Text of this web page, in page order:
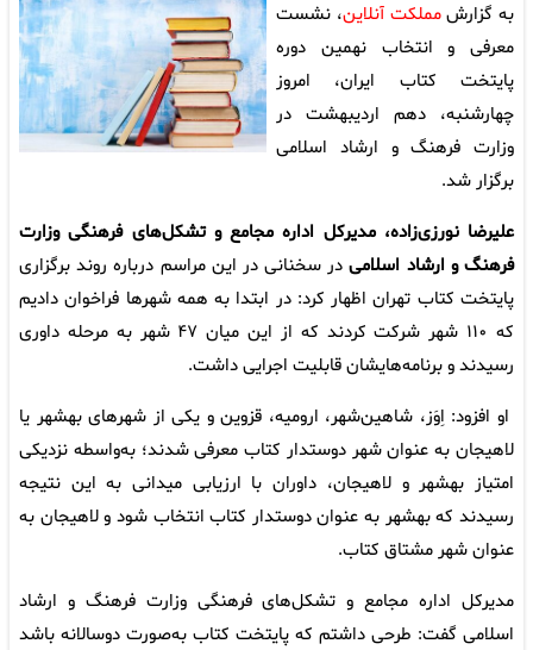
به گزارشمملکت آنلاین، نشست
معرفی و انتخاب نهمین دوره
پایتخت کتاب ایران، امروز
چهارشنبه، دهم اردیبهشت در
وزارت فرهنگ و ارشاد اسلامی
برگزار شد.
علیرضا نورزی‌زاده، مدیرکل اداره مجامع و تشکل‌های فرهنگی وزارت
فرهنگ و ارشاد اسلامیدر سخنانی در این مراسم درباره روند برگزاری
پایتخت کتاب تهران اظهار کرد: در ابتدا به همه شهرها فراخوان دادیم
که ۱۱۰ شهر شرکت کردند که از این میان ۴۷ شهر به مرحله داوری
رسیدند و برنامه‌هایشان قابلیت اجرایی داشت.
او افزود: اِوَز، شاهین‌شهر، ارومیه، قزوین و یکی از شهرهای بهشهر یا
لاهیجان به عنوان شهر دوستدار کتاب معرفی شدند؛ به‌واسطه نزدیکی
امتیاز بهشهر و لاهیجان، داوران با ارزیابی میدانی به این نتیجه
رسیدند که بهشهر به عنوان دوستدار کتاب انتخاب شود و لاهیجان به
عنوان شهر مشتاق کتاب.
مدیرکل اداره مجامع و تشکل‌های فرهنگی وزارت فرهنگ و ارشاد
اسلامی گفت: طرحی داشتم که پایتخت کتاب به‌صورت دوسالانه باشد